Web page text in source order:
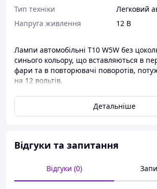
Тип техніки
Легковий
Напруга живлення
12 В
Лампи автомобільні T10 W5W без
синього кольору, що вставляються в
фари та в повторювачі поворотів,
на 12 вольтів.
Цена за 10 штук.
Товар перевіряється перед
Детальніше
Відгуки та запитання
Відгуки (0)